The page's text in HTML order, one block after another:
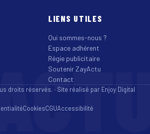
LIENS UTILES
Qui sommes-nous ?
Espace adhérent
Régie publicitaire
Soutenir ZayActu
Contact
droits réservés. · Site réalisé par Enjoy Digital
CookiesCGUAccessibilité